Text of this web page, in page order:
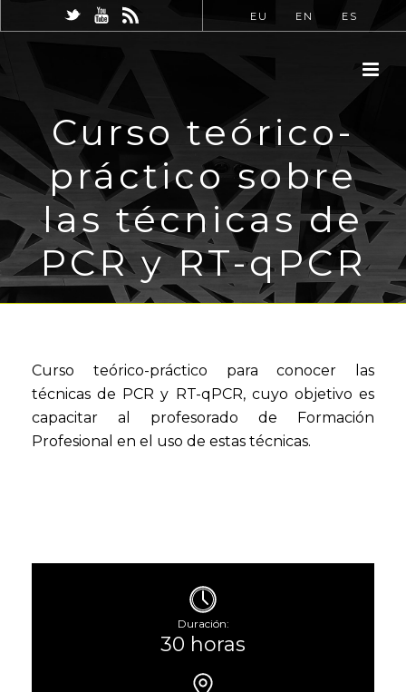
EU EN ES
Curso teórico-
práctico sobre
las técnicas de
PCR y RT-qPCR
Curso teórico-práctico para conocer las
técnicas de PCR y RT-qPCR, cuyo objetivo es
capacitar al profesorado de Formación
Profesional en el uso de estas técnicas.
Duración:
30 horas